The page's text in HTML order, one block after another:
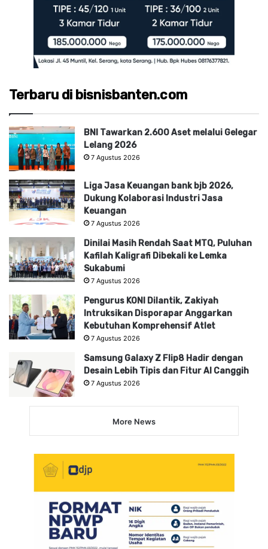
Terbaru di bisnisbanten.com
BNI Tawarkan 2.600 Aset melalui Gelegar
Lelang 2026
7 Agustus 2026
Liga Jasa Keuangan bank bjb 2026,
Dukung Kolaborasi Industri Jasa
Keuangan
7 Agustus 2026
Dinilai Masih Rendah Saat MTQ, Puluhan
Kafilah Kaligrafi Dibekali ke Lemka
Sukabumi
7 Agustus 2026
Pengurus KONI Dilantik, Zakiyah
Intruksikan Disporapar Anggarkan
Kebutuhan Komprehensif Atlet
7 Agustus 2026
Samsung Galaxy Z Flip8 Hadir dengan
Desain Lebih Tipis dan Fitur AI Canggih
7 Agustus 2026
More News